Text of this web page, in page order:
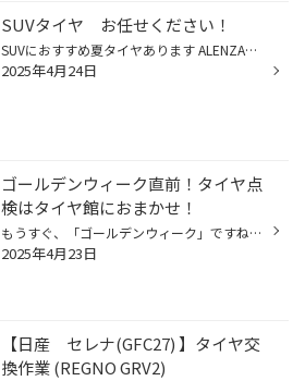
SUVタイヤ お任せください！
SUVにおすすめ夏タイヤあります ALENZAシリーズ 視界が高くて広いので運転しやすい点が特徴で、コンパクトサイズもあるため男女問わず人気があるSUV。コンパクトカーなどに比べて車体が重い分、安定感があって静かな走りが楽しめる車種です。 しかし車高がある分、走行時にはふらつきがち。重いだけ...
2025年4月24日
ゴールデンウィーク直前！タイヤ点
検はタイヤ館におまかせ！
もうすぐ、「ゴールデンウィーク」ですね。 たくさんの方がお出かけになるゴールデンウィークは特に、タイヤやおクルマのトラブルが急増しがちです。 例年、高速道路などでの「タイヤの空気圧不足」によるトラブルが増加する傾向ですので お出かけ前に、しっかり「タイヤ点検」をして備えましょう！...
2025年4月23日
【日産 セレナ(GFC27) 】タイヤ交
換作業 (REGNO GRV2)